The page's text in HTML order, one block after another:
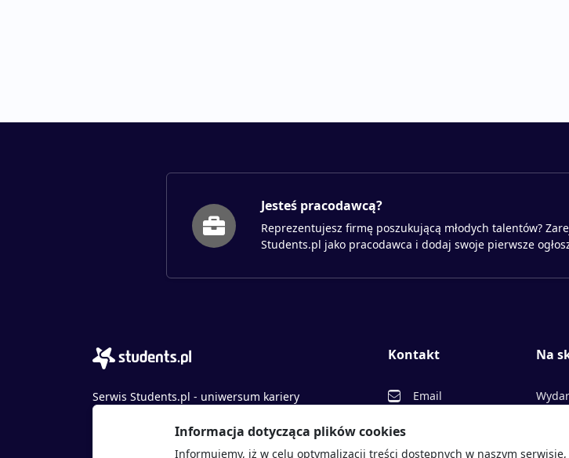
Jesteś pracodawcą?
Reprezentujesz firmę poszukującą młodych talentów?
Students.pl jako pracodawca i dodaj swoje pierwsze
Serwis Students.pl - uniwersum kariery
© 2026 - Wszelkie prawa zastrzeżone
Kontakt
Email
Twitter
Na
Informacja dotycząca plików cookies
Informujemy, iż w celu optymalizacji treści dostępnych w naszym